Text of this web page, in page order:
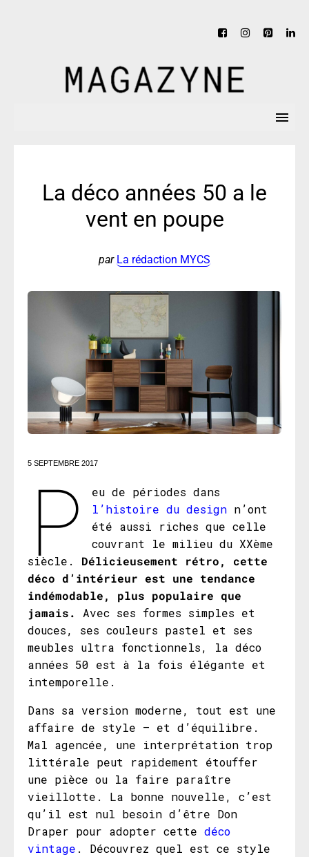
La déco années 50 a le
vent en poupe
par La rédaction MYCS
5 SEPTEMBRE 2017
P
eu de périodes dans
l’histoire du design n’ont
été aussi riches que celle
couvrant le milieu du XXème
siècle. Délicieusement rétro, cette
déco d’intérieur est une tendance
indémodable, plus populaire que
jamais. Avec ses formes simples et
douces, ses couleurs pastel et ses
meubles ultra fonctionnels, la déco
années 50 est à la fois élégante et
intemporelle.
Dans sa version moderne, tout est une
affaire de style – et d’équilibre.
Mal agencée, une interprétation trop
littérale peut rapidement étouffer
une pièce ou la faire paraître
vieillotte. La bonne nouvelle, c’est
qu’il est nul besoin d’être Don
Draper pour adopter cette déco
vintage . Découvrez quel est ce style